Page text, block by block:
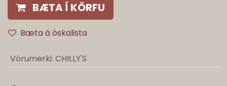
BÆTA Í KÖRFU
Bæta á óskalista
Vörumerki: CHILLY'S